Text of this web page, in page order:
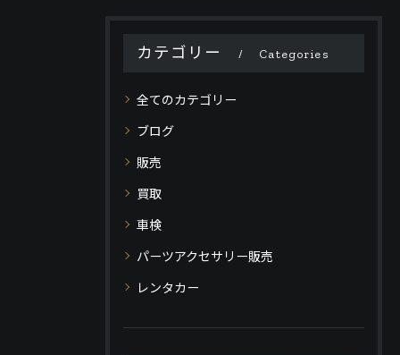
カテゴリー Categories
全てのカテゴリー
ブログ
販売
買取
車検
パーツアクセサリー販売
レンタカー